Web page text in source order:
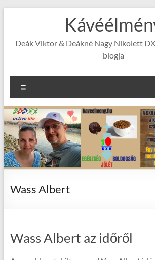
Deák Viktor & Deákné Nagy Nikolett
blogja
Wass Albert
Wass Albert az időről